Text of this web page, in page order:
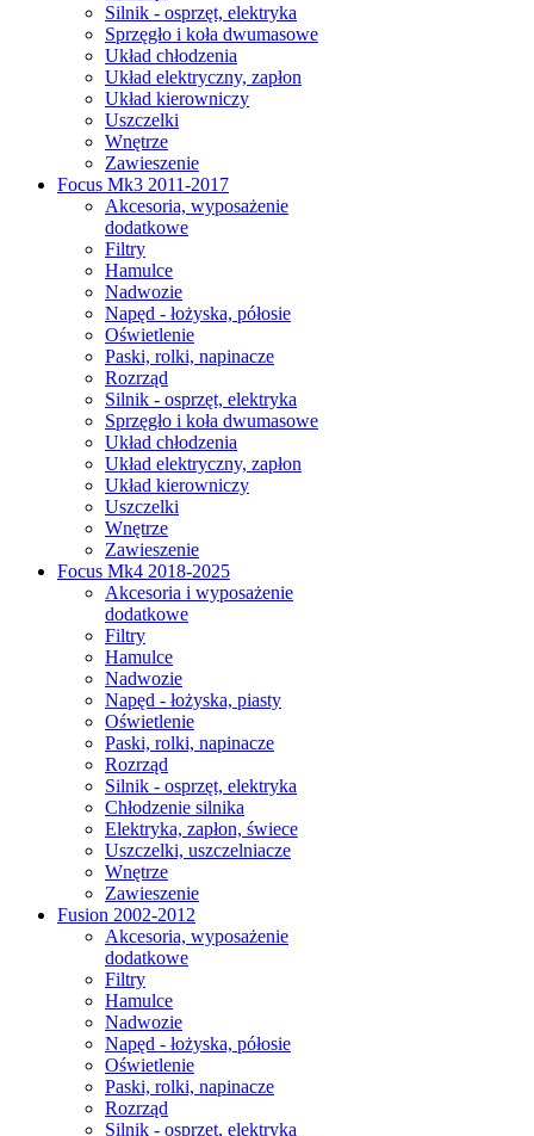
Silnik - osprzęt, elektryka
Sprzęgło i koła dwumasowe
Układ chłodzenia
Układ elektryczny, zapłon
Układ kierowniczy
Uszczelki
Wnętrze
Zawieszenie
Focus Mk3 2011-2017
Akcesoria, wyposażenie
dodatkowe
Filtry
Hamulce
Nadwozie
Napęd - łożyska, półosie
Oświetlenie
Paski, rolki, napinacze
Rozrząd
Silnik - osprzęt, elektryka
Sprzęgło i koła dwumasowe
Układ chłodzenia
Układ elektryczny, zapłon
Układ kierowniczy
Uszczelki
Wnętrze
Zawieszenie
Focus Mk4 2018-2025
Akcesoria i wyposażenie
dodatkowe
Filtry
Hamulce
Nadwozie
Napęd - łożyska, piasty
Oświetlenie
Paski, rolki, napinacze
Rozrząd
Silnik - osprzęt, elektryka
Chłodzenie silnika
Elektryka, zapłon, świece
Uszczelki, uszczelniacze
Wnętrze
Zawieszenie
Fusion 2002-2012
Akcesoria, wyposażenie
dodatkowe
Filtry
Hamulce
Nadwozie
Napęd - łożyska, półosie
Oświetlenie
Paski, rolki, napinacze
Rozrząd
Silnik - osprzęt, elektryka